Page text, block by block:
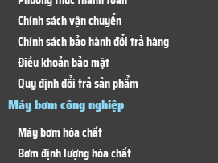
Chính sách vận chuyển
Chính sách bảo hành đổi trả hàng
Điều khoản bảo mật
Quy định đổi trả sản phẩm
Máy bơm công nghiệp
Máy bơm hóa chất
Bơm định lượng hóa chất